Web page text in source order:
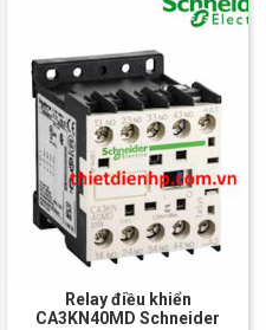
Relay điều khiển
CA3KN40MD Schneider